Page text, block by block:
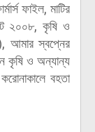
ফাইল, মাটির
২০০৮, কৃষি ও
আমার স্বপ্নের
কৃষি ও অন্যান্য
বহতা